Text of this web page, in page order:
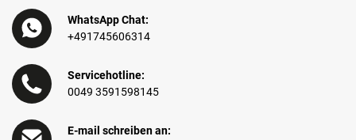
WhatsApp Chat:
+491745606314
Servicehotline:
0049 3591598145
E-mail schreiben an: